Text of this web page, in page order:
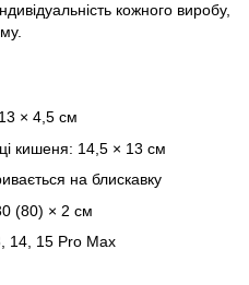
кожного виробу,
× 4,5 см
кишеня: 14,5 × 13 см
на блискавку
(80) × 2 см
14, 15 Pro Max